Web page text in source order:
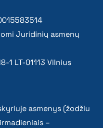
Juridinių asmenų
1 LT-01113 Vilnius
asmenys (žodžiu
–